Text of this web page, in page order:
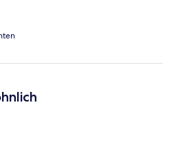
Overall, I probably
However, the donkeys are super